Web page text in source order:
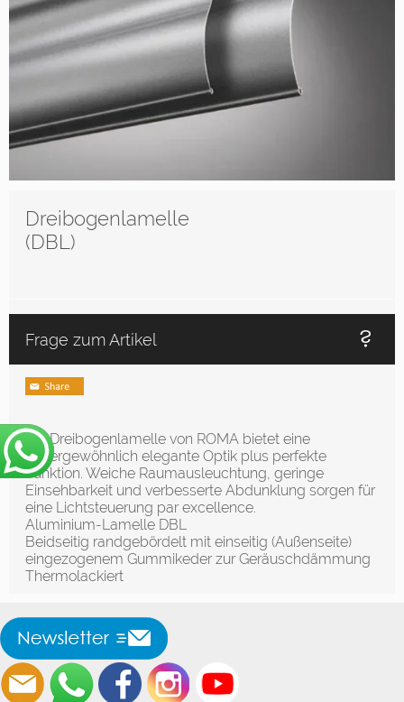
Dreibogenlamelle
(DBL)
Frage zum Artikel
Die Dreibogenlamelle von ROMA bietet eine
außergewöhnlich elegante Optik plus perfekte
Funktion. Weiche Raumausleuchtung, geringe
Einsehbarkeit und verbesserte Abdunklung sorgen für
eine Lichtsteuerung par excellence.
Aluminium-Lamelle DBL
Beidseitig randgebördelt mit einseitig (Außenseite)
eingezogenem Gummikeder zur Geräuschdämmung
Thermolackiert